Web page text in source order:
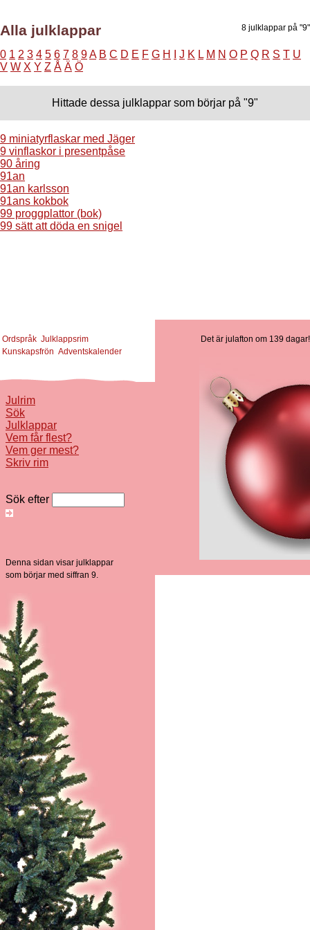
8 julklappar på "9"
Alla julklappar
0 1 2 3 4 5 6 7 8 9A B C D E F G H J K L M N O P Q R S T U
V W X Y Z Å Ä Ö
Hittade dessa julklappar som börjar på "9"
9 miniatyrflaskar med Jäger
9 vinflaskor i presentpåse
90 åring
91an
91an karlsson
91ans kokbok
99 proggplattor (bok)
99 sätt att döda en snigel
Ordspråk Julklappsrim
Kunskapsfrön Adventskalender
Julrim
Sök
Julklappar
Vem får flest?
Vem ger mest?
Skriv rim
Sök efter
Denna sidan visar julklappar
som börjar med siffran 9.
Det är julafton om 139 dagar!